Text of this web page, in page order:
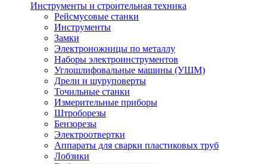
Инструменты и строительная техника
Рейсмусовые станки
Инструменты
Замки
Электроножницы по металлу
Наборы электроинструментов
Углошлифовальные машины (УШМ)
Дрели и шуруповерты
Точильные станки
Измерительные приборы
Штроборезы
Бензорезы
Электроотвертки
Аппараты для сварки пластиковых труб
Лобзики